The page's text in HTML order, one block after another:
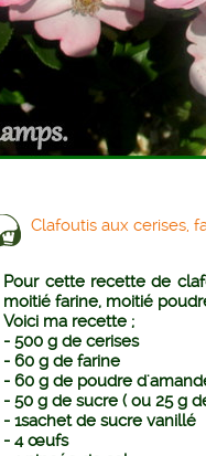
Clafoutis aux cerises,
Pour cette recette de
moitié farine, moitié
Voici ma recette ;
- 500 g de cerises
- 60 g de farine
- 60 g de poudre
- 50 g de sucre ( ou 25 g
- 1sachet de sucre vanillé
- 4 œufs